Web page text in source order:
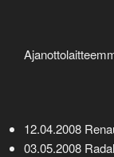
12.04.2008
03.05.2008